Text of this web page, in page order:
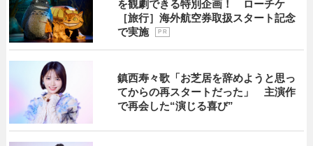
を観劇できる特別企画！ ローチケ
［旅行］海外航空券取扱スタート記念
で実施
P R
鎮西寿々歌「お芝居を辞めようと思っ
てからの再スタートだった」 主演作
で再会した“演じる喜び”